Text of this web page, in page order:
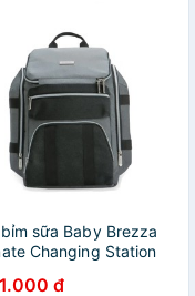
sữa Baby Brezza
Changing Station
đ